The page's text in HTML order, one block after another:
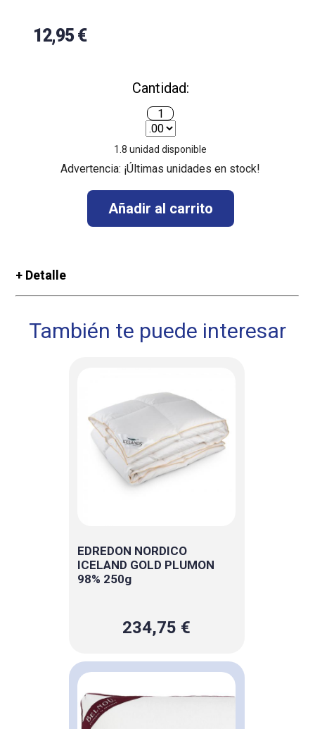
12,95 €
Cantidad:
1.8 unidad disponible
Advertencia: ¡Últimas unidades en stock!
+ Detalle
También te puede interesar
EDREDON NORDICO
ICELAND GOLD PLUMON
98% 250g
234,75 €